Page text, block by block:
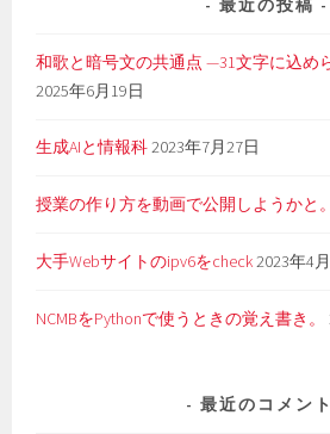
和歌と暗号文の共通点 —31文字に込め
2025年6月19日
生成AIと情報科2023年7月27日
授業の作り方を動画で公開しようかと。
大手Webサイトのipv6をcheck2023年4
NCMBをPythonで使うときの覚え書き。
最近のコメント